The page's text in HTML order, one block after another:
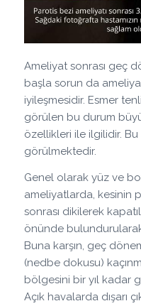
Ameliyat sonrası geç
başla sorun da
iyileşmesidir. Esmer
görülen bu durum
özellikleri ile ilgilidir.
görülmektedir.
Genel olarak yüz ve
ameliyatlarda, kesinin
sonrası dikilerek
önünde
Buna karşın, geç
(nedbe dokusu)
bölgesini bir yıl kadar
Açık havalarda dışarı